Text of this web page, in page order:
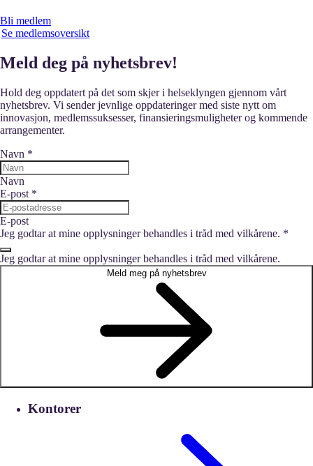
Bli medlem
Se medlemsoversikt
Meld deg på nyhetsbrev!
Hold deg oppdatert på det som skjer i helseklyngen gjennom vårt
nyhetsbrev. Vi sender jevnlige oppdateringer med siste nytt om
innovasjon, medlemssuksesser, finansieringsmuligheter og kommende
arrangementer.
Navn *
Navn
E-post *
E-post
Jeg godtar at mine opplysninger behandles i tråd med vilkårene. *
Jeg godtar at mine opplysninger behandles i tråd med vilkårene.
Meld meg på nyhetsbrev
Kontorer